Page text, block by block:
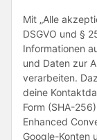
Mit „Alle
DSGVO und §
Informationen
und Daten zur
verarbeiten.
deine
Form (SHA-
Enhanced
Google-Konten
Folge uns
Unsere Partner